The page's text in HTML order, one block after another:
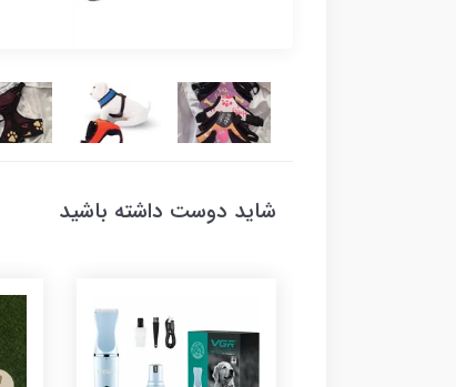
شاید دوست داشته باشید